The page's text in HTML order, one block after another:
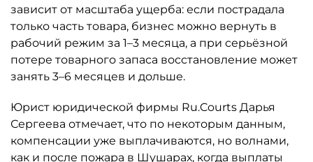
зависит от масштаба ущерба: если пострадала
только часть товара, бизнес можно вернуть в
рабочий режим за 1–3 месяца, а при серьёзной
потере товарного запаса восстановление может
занять 3–6 месяцев и дольше.
Юрист юридической фирмы Ru.Courts Дарья
Сергеева отмечает, что по некоторым данным,
компенсации уже выплачиваются, но волнами,
как и после пожара в Шушарах, когда выплаты